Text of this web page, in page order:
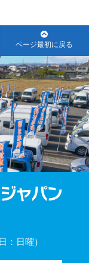
ページ最初に戻る
：日曜）